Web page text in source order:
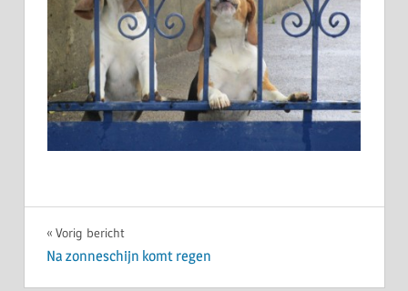
Bericht
navigatie
Vorig bericht
Na zonneschijn komt regen